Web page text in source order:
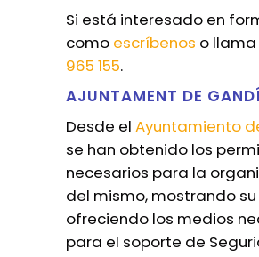
Si está interesado en
como escríbenos o
965 155.
AJUNTAMENT DE
Desde el Ayuntamiento
se han obtenido los
necesarios para la
del mismo, mostrando
ofreciendo los medios
para el soporte de